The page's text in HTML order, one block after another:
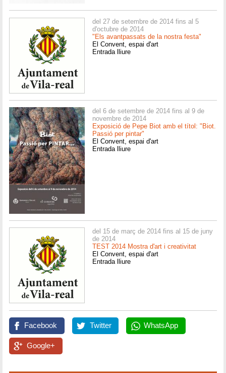
del 27 de setembre de 2014 fins al 5
d'octubre de 2014
"Els avantpassats de la nostra festa"
El Convent, espai d'art
Entrada lliure
del 6 de setembre de 2014 fins al 9 de
novembre de 2014
Exposició de Pepe Biot amb el títol: "Biot.
Passió per pintar"
El Convent, espai d'art
Entrada lliure
del 15 de març de 2014 fins al 15 de juny
de 2014
TEST 2014 Mostra d'art i creativitat
El Convent, espai d'art
Entrada lliure
Facebook Twitter WhatsApp
Google+